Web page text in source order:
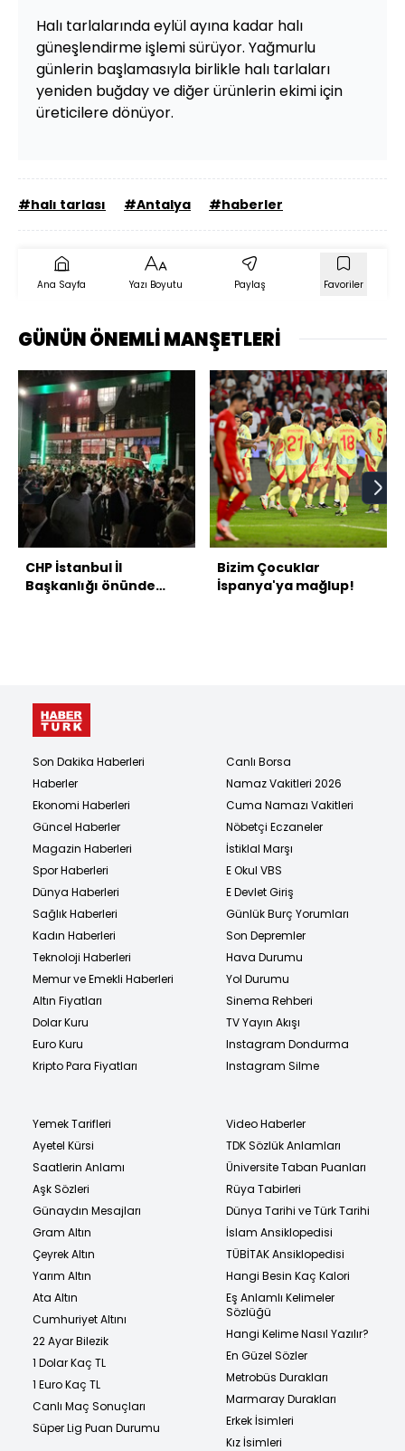
Halı tarlalarında eylül ayına kadar halı
güneşlendirme işlemi sürüyor. Yağmurlu
günlerin başlamasıyla birlikle halı tarlaları
yeniden buğday ve diğer ürünlerin ekimi için
üreticilere dönüyor.
#halı tarlası #Antalya #haberler
Ana Sayfa Yazı Boyutu Paylaş Favoriler
GÜNÜN ÖNEMLİ MANŞETLERİ
CHP İstanbul İl
Başkanlığı önünde
Bizim Çocuklar
İspanya'ya mağlup!
Son Dakika Haberleri
Haberler
Ekonomi Haberleri
Güncel Haberler
Magazin Haberleri
Spor Haberleri
Dünya Haberleri
Sağlık Haberleri
Kadın Haberleri
Teknoloji Haberleri
Memur ve Emekli Haberleri
Altın Fiyatları
Dolar Kuru
Euro Kuru
Kripto Para Fiyatları
Canlı Borsa
Namaz Vakitleri 2026
Cuma Namazı Vakitleri
Nöbetçi Eczaneler
İstiklal Marşı
E Okul VBS
E Devlet Giriş
Günlük Burç Yorumları
Son Depremler
Hava Durumu
Yol Durumu
Sinema Rehberi
TV Yayın Akışı
Instagram Dondurma
Instagram Silme
Yemek Tarifleri
Ayetel Kürsi
Saatlerin Anlamı
Aşk Sözleri
Günaydın Mesajları
Gram Altın
Çeyrek Altın
Yarım Altın
Ata Altın
Cumhuriyet Altını
22 Ayar Bilezik
1 Dolar Kaç TL
1 Euro Kaç TL
Canlı Maç Sonuçları
Süper Lig Puan Durumu
Video Haberler
TDK Sözlük Anlamları
Üniversite Taban Puanları
Rüya Tabirleri
Dünya Tarihi ve Türk Tarihi
İslam Ansiklopedisi
TÜBİTAK Ansiklopedisi
Hangi Besin Kaç Kalori
Eş Anlamlı Kelimeler
Sözlüğü
Hangi Kelime Nasıl Yazılır?
En Güzel Sözler
Metrobüs Durakları
Marmaray Durakları
Erkek İsimleri
Kız İsimleri